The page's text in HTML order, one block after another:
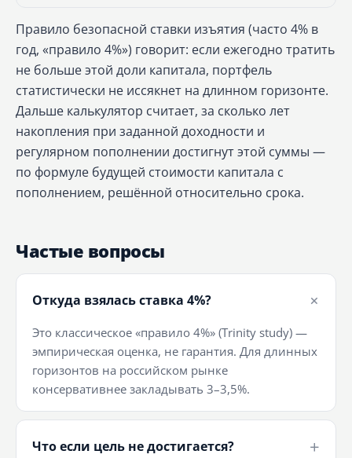
Правило безопасной ставки изъятия (часто 4% в
год, «правило 4%») говорит: если ежегодно тратить
не больше этой доли капитала, портфель
статистически не иссякнет на длинном горизонте.
Дальше калькулятор считает, за сколько лет
накопления при заданной доходности и
регулярном пополнении достигнут этой суммы —
по формуле будущей стоимости капитала с
пополнением, решённой относительно срока.
Частые вопросы
Откуда взялась ставка 4%?
Это классическое «правило 4%» (Trinity study) —
эмпирическая оценка, не гарантия. Для длинных
горизонтов на российском рынке
консервативнее закладывать 3–3,5%.
Что если цель не достигается?